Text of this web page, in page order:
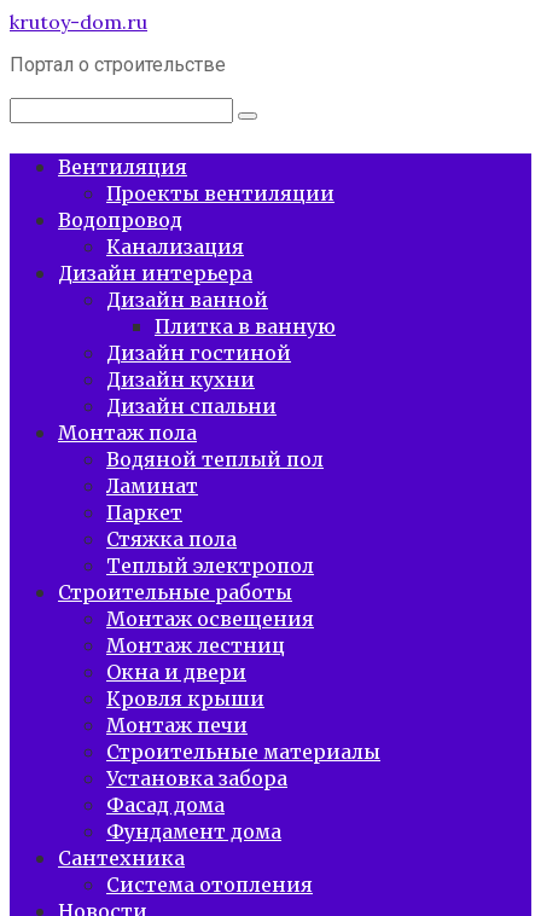
Перейти
контенту
krutoy-dom.ru
Портал о строительстве
Поиск:
Вентиляция
Проекты вентиляции
Водопровод
Канализация
Дизайн интерьера
Дизайн ванной
Плитка в ванную
Дизайн гостиной
Дизайн кухни
Дизайн спальни
Монтаж пола
Водяной теплый пол
Ламинат
Паркет
Стяжка пола
Теплый электропол
Строительные работы
Монтаж освещения
Монтаж лестниц
Окна и двери
Кровля крыши
Монтаж печи
Строительные материалы
Установка забора
Фасад дома
Фундамент дома
Сантехника
Система отопления
Новости